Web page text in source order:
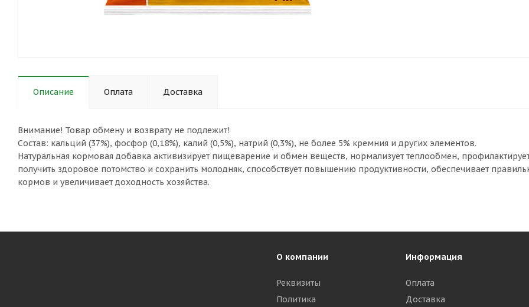
Описание Оплата Доставка
Внимание! Товар обмену и возврату не подлежит!
Состав: кальций (37%), фосфор (0,18%), калий (0,5%), натрий (0,3%), не более 5% кремния и других элементов.
Натуральная кормовая добавка активизирует пищеварение и обмен веществ, нормализует теплообмен,
получить здоровое потомство и сохранить молодняк, способствует повышению продуктивности, обеспечивает
кормов и увеличивает доходность хозяйства.
О компании
Реквизиты
Политика
Информация
Оплата
Доставка